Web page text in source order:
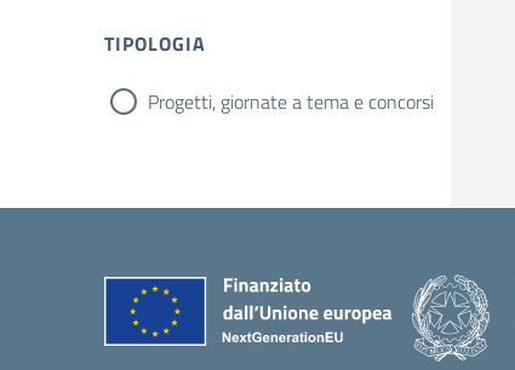
TIPOLOGIA
tipologia di articoli
Progetti, giornate a tema e concorsi